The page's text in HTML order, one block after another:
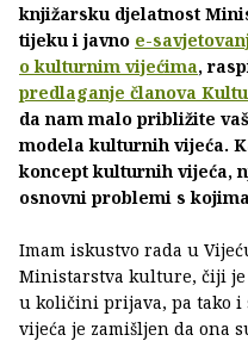
knjižarsku djelatnost
tijeku i javno e-
o kulturnim vijećima,
predlaganje članova
da nam malo približite
modela kulturnih vijeća.
koncept kulturnih vijeća,
osnovni problemi s
Imam iskustvo rada u
Ministarstva kulture, čiji
u količini prijava, pa tako
vijeća je zamišljen da ona